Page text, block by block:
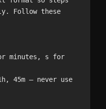
Follow these
minutes, s for
45m — never use